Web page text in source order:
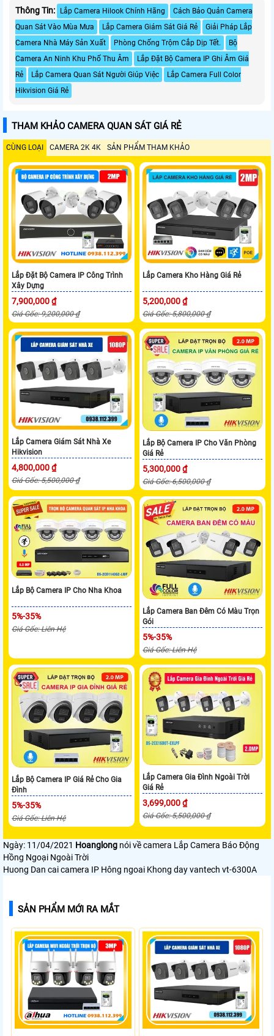
Thông Tin: Lắp Camera Hilook Chính Hãng
Cách Bảo Quản Camera
Quan Sát Vào Mùa Mưa
Lắp Camera Giám Sát Giá Rẻ
Giải Pháp Lắp
Camera Nhà Máy Sản Xuất
Phòng Chống Trộm Cắp Dịp Tết.
Bộ
Camera An Ninh Khu Phố Thu Âm
Lắp Đặt Bộ Camera IP Ghi Âm Giá
Rẻ
Lắp Camera Quan Sát Người Giúp Việc
Lắp Camera Full Color
Hikvision Giá Rẻ
THAM KHẢO CAMERA QUAN SÁT GIÁ RẺ
CÙNG LOẠI CAMERA 2K 4K SẢN PHẨM THAM KHẢO
Lắp Đặt Bộ Camera IP Công Trình
Xây Dựng
7,900,000 ₫
Giá Gốc: 9,200,000 ₫
Lắp Camera Kho Hàng Giá Rẻ
5,200,000 ₫
Giá Gốc: 5,800,000 ₫
Lắp Camera Giám Sát Nhà Xe
Hikvision
4,800,000 ₫
Giá Gốc: 5,500,000 ₫
Lắp Bộ Camera IP Cho Văn Phòng
Giá Rẻ
5,300,000 ₫
Giá Gốc: 6,500,000 ₫
Lắp Bộ Camera IP Cho Nha Khoa
5%-35%
Giá Gốc: Liên Hệ
Lắp Camera Ban Đêm Có Màu Trọn
Gói
5%-35%
Giá Gốc: Liên Hệ
Lắp Bộ Camera IP Giá Rẻ Cho Gia
Đình
5%-35%
Giá Gốc: Liên Hệ
Lắp Camera Gia Đình Ngoài Trời
Giá Rẻ
3,699,000 ₫
Giá Gốc: 5,500,000 ₫
Ngày: 11/04/2021 Hoanglong nói về camera Lắp Camera Báo Động
Hồng Ngoại Ngoài Trời
Huong Dan cai camera IP Hông ngoai Khong day vantech vt-6300A
SẢN PHẨM MỚI RA MẮT